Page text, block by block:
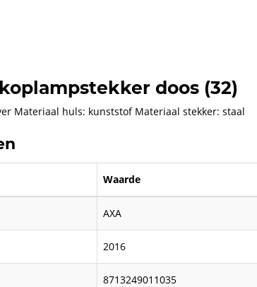
doos (32)
Materiaal huls: kunststof Materiaal stekker: staal
Waarde
AXA
2016
8713249011035